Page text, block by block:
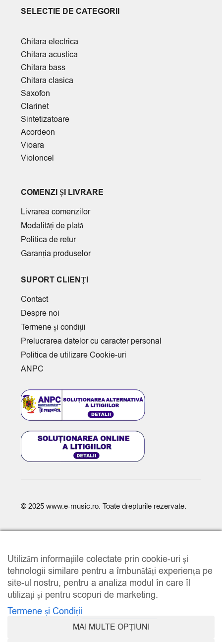
SELECTIE DE CATEGORII
Chitara electrica
Chitara acustica
Chitara bass
Chitara clasica
Saxofon
Clarinet
Sintetizatoare
Acordeon
Vioara
Violoncel
COMENZI ȘI LIVRARE
Livrarea comenzilor
Modalități de plată
Politica de retur
Garanția produselor
SUPORT CLIENȚI
Contact
Despre noi
Termene și condiții
Prelucrarea datelor cu caracter personal
Politica de utilizare Cookie-uri
ANPC
© 2025 www.e-music.ro. Toate drepturile rezervate.
Utilizăm informațiile colectate prin cookie-uri și
tehnologii similare pentru a îmbunătăți experiența pe
site-ul nostru, pentru a analiza modul în care îl
utilizați și pentru scopuri de marketing.
Termene și Condiții
MAI MULTE OPȚIUNI
COMPARE (0)